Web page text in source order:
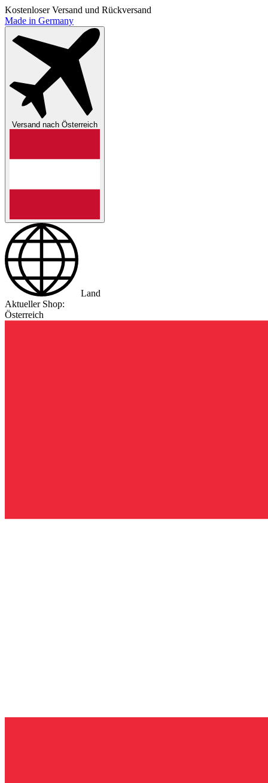
Kostenloser Versand und Rückversand
Made in Germany
Versand nach Österreich
Land
Aktueller Shop:
Österreich